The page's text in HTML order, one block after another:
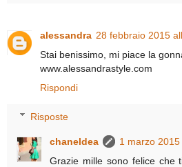
alessandra 28 febbraio 2015
Stai benissimo, mi piace la
www.alessandrastyle.com
Rispondi
Risposte
chaneldea
1 marzo
Grazie mille sono felice che